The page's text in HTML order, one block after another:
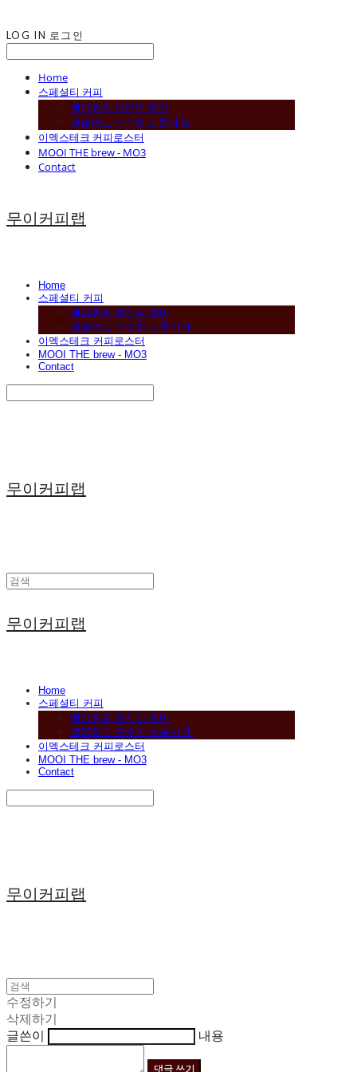
LOG IN 로그인
Home
스페셜티 커피
베리류와 와인의 향미
깔끔하고 구수한 누룽지 맛
이멕스테크 커피로스터
MOOI THE brew - MO3
Contact
무이커피랩
Home
스페셜티 커피
베리류와 와인의 향미
깔끔하고 구수한 누룽지 맛
이멕스테크 커피로스터
MOOI THE brew - MO3
Contact
무이커피랩
무이커피랩
Home
스페셜티 커피
베리류와 와인의 향미
깔끔하고 구수한 누룽지 맛
이멕스테크 커피로스터
MOOI THE brew - MO3
Contact
무이커피랩
수정하기
삭제하기
글쓴이
내용